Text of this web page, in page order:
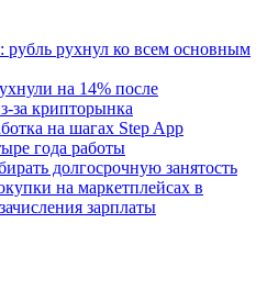
рубль рухнул ко всем основным
на 14% после
за крипторынка
на шагах Step App
года работы
долгосрочную занятость
на маркетплейсах в
зарплаты